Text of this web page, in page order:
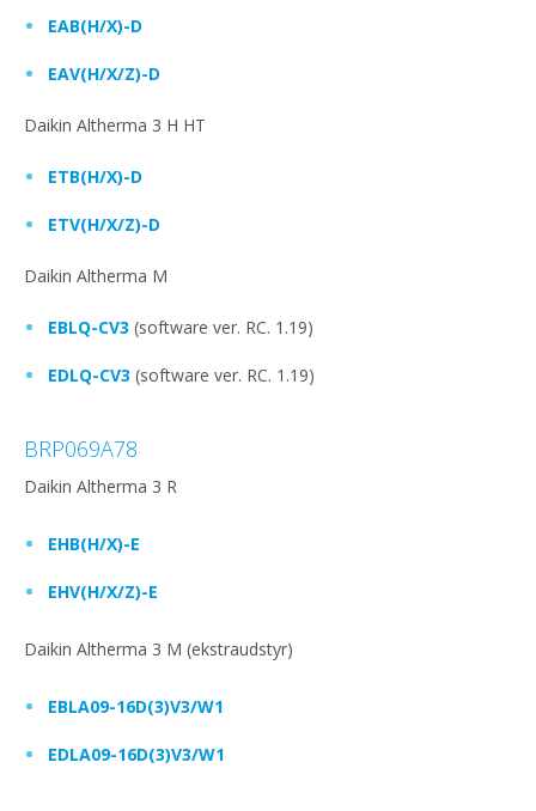
EAB(H/X)-D
EAV(H/X/Z)-D
Daikin Altherma 3 H HT
ETB(H/X)-D
ETV(H/X/Z)-D
Daikin Altherma M
EBLQ-CV3 (software ver. RC. 1.19)
EDLQ-CV3 (software ver. RC. 1.19)
BRP069A78
Daikin Altherma 3 R
EHB(H/X)-E
EHV(H/X/Z)-E
Daikin Altherma 3 M (ekstraudstyr)
EBLA09-16D(3)V3/W1
EDLA09-16D(3)V3/W1